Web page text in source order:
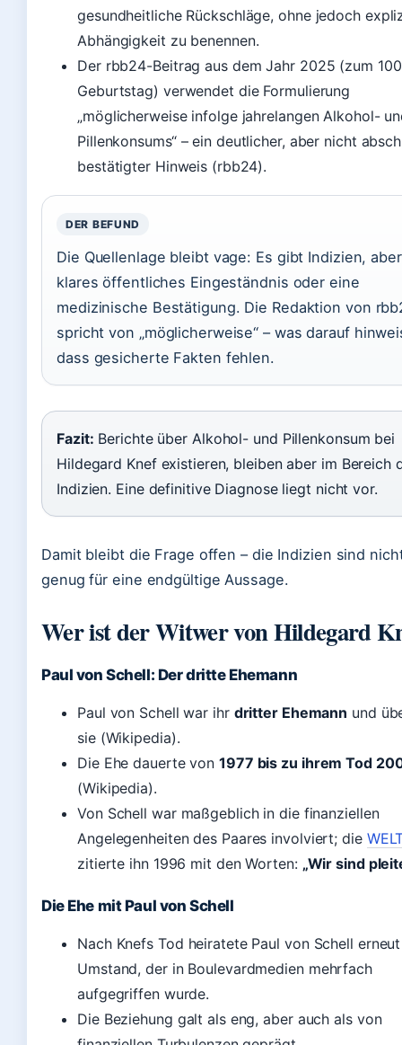
gesundheitliche Rückschläge, ohne jedoch
Abhängigkeit zu benennen.
Der rbb24-Beitrag aus dem Jahr 2025 (zum
Geburtstag) verwendet die Formulierung
„möglicherweise infolge jahrelangen Alkohol-
Pillenkonsums“ – ein deutlicher, aber nicht
bestätigter Hinweis (rbb24).
DER BEFUND
Die Quellenlage bleibt vage: Es gibt Indizien,
klares öffentliches Eingeständnis oder eine
medizinische Bestätigung. Die Redaktion von
spricht von „möglicherweise“ – was darauf
dass gesicherte Fakten fehlen.
Fazit: Berichte über Alkohol- und Pillenkonsum bei
Hildegard Knef existieren, bleiben aber im Bereich
Indizien. Eine definitive Diagnose liegt nicht vor.
Damit bleibt die Frage offen – die Indizien sind
genug für eine endgültige Aussage.
Wer ist der Witwer von Hildegard
Paul von Schell: Der dritte Ehemann
Paul von Schell war ihr dritter Ehemann und
sie (Wikipedia).
Die Ehe dauerte von 1977 bis zu ihrem Tod
(Wikipedia).
Von Schell war maßgeblich in die finanziellen
Angelegenheiten des Paares involviert; die
zitierte ihn 1996 mit den Worten: „Wir sind
Die Ehe mit Paul von Schell
Nach Knefs Tod heiratete Paul von Schell
Umstand, der in Boulevardmedien mehrfach
aufgegriffen wurde.
Die Beziehung galt als eng, aber auch als von